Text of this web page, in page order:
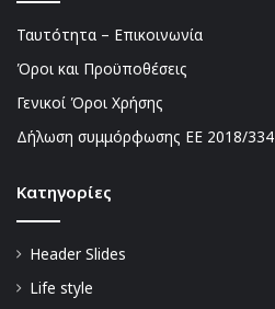
Ταυτότητα – Επικοινωνία
Όροι και Προϋποθέσεις
Γενικοί Όροι Χρήσης
Δήλωση συμμόρφωσης ΕΕ 2018/334
Kατηγορίες
Header Slides
Life style